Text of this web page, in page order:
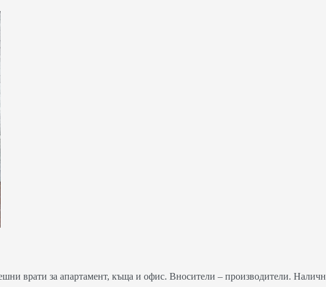
врати за апартамент, къща и офис. Вносители – производители.